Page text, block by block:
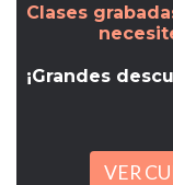
Clases
¡Grandes
VER